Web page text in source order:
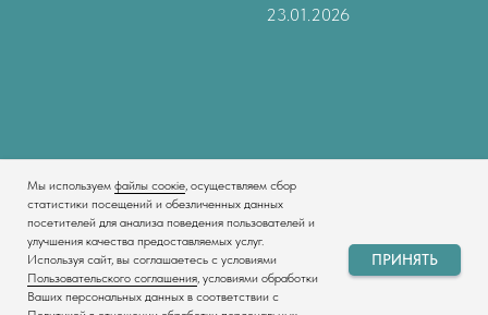
Мы используем файлы соокіе, осуществляем сбор
статистики посещений и обезличенных данных
посетителей для анализа поведения пользователей и
улучшения качества предоставляемых услуг.
Используя сайт, вы соглашаетесь с условиями
Пользовательского соглашения, условиями обработки
Ваших персональных данных в соответствии с
ПРИНЯТЬ
23.01.2026
Made on Tilda